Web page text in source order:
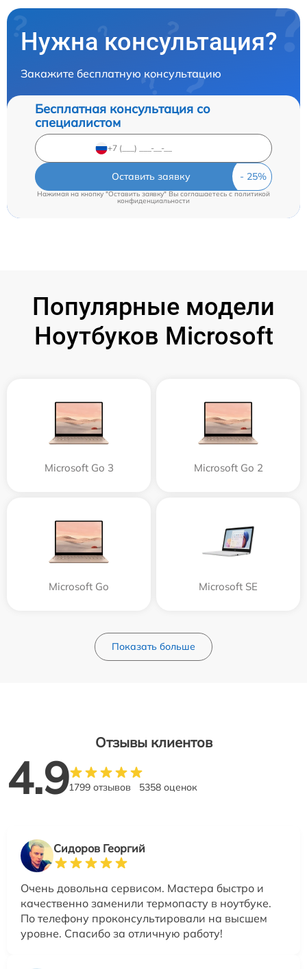
Нужна консультация?
Закажите бесплатную консультацию
Бесплатная консультация со
специалистом
Оставить заявку
Нажимая на кнопку "Оставить заявку" Вы соглашаетесь cполитикой
конфиденциальности
Популярные модели
Ноутбуков Microsoft
Microsoft Go 3 Microsoft Go 2
Microsoft Go Microsoft SE
Показать больше
Отзывы клиентов
4.91799 отзывов 5358 оценок
Сидоров Георгий
Очень довольна сервисом. Мастера быстро и
качественно заменили термопасту в ноутбуке.
По телефону проконсультировали на высшем
уровне. Спасибо за отличную работу!